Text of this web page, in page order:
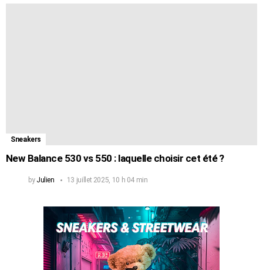
Sneakers
New Balance 530 vs 550 : laquelle choisir cet été ?
by Julien 13 juillet 2025, 10 h 04 min